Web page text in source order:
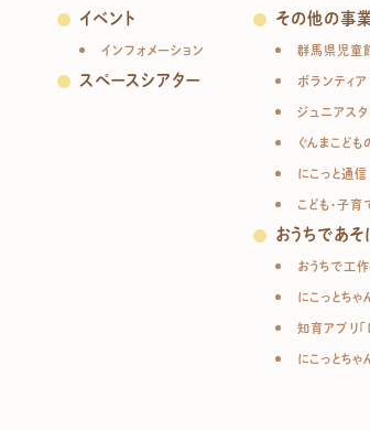
イベント
インフォメーション
スペースシアター
その他の事
群馬県児童
ボランティア
ジュニアス
ぐんまこど
にこっと通信
こども・子
おうちであそ
おうちで工作
にこっとちゃ
知育アプリ「
にこっとち